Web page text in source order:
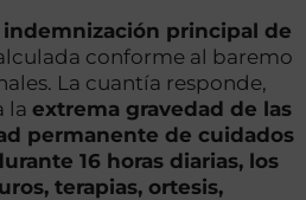
indemnización principal de
conforme al baremo
La cuantía responde,
la extrema gravedad de las
permanente de cuidados
16 horas diarias, los
terapias, ortesis,